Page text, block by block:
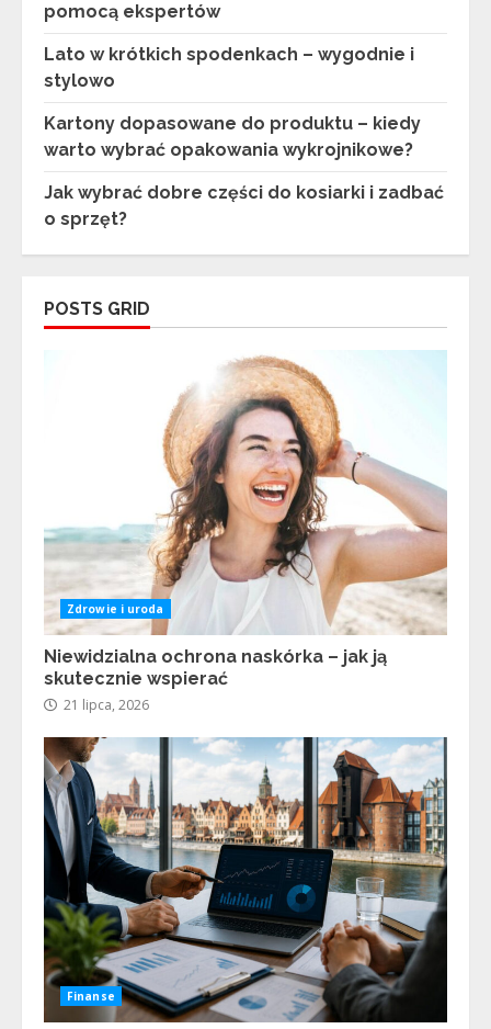
pomocą ekspertów
Lato w krótkich spodenkach – wygodnie i
stylowo
Kartony dopasowane do produktu – kiedy
warto wybrać opakowania wykrojnikowe?
Jak wybrać dobre części do kosiarki i zadbać
o sprzęt?
POSTS GRID
Zdrowie i uroda
Niewidzialna ochrona naskórka – jak ją
skutecznie wspierać
21 lipca, 2026
Finanse